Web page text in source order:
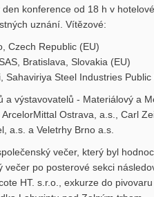
konference od 18 h v
uznání. Vítězové:
Czech Republic (EU)
Bratislava, Slovakia (EU)
Sahaviriya Steel Industries
a výstavovatelů - Materiálový a
Ostrava, a.s., Carl
a.s. a Veletrhy Brno a.s.
večer, který byl
po posterové sekci
HT. s.r.o., exkurze do